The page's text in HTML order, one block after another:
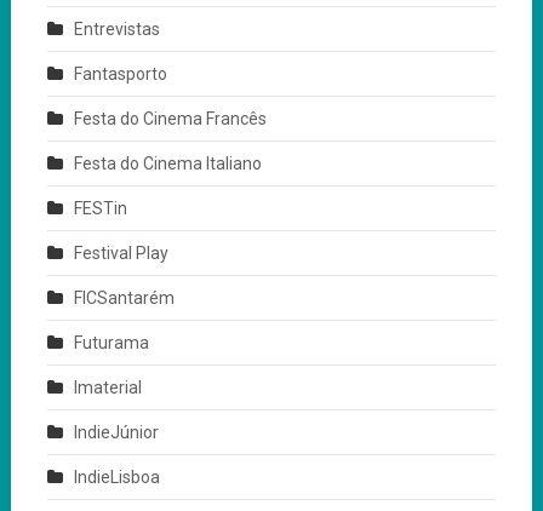
Entrevistas
Fantasporto
Festa do Cinema Francês
Festa do Cinema Italiano
FESTin
Festival Play
FICSantarém
Futurama
Imaterial
IndieJúnior
IndieLisboa